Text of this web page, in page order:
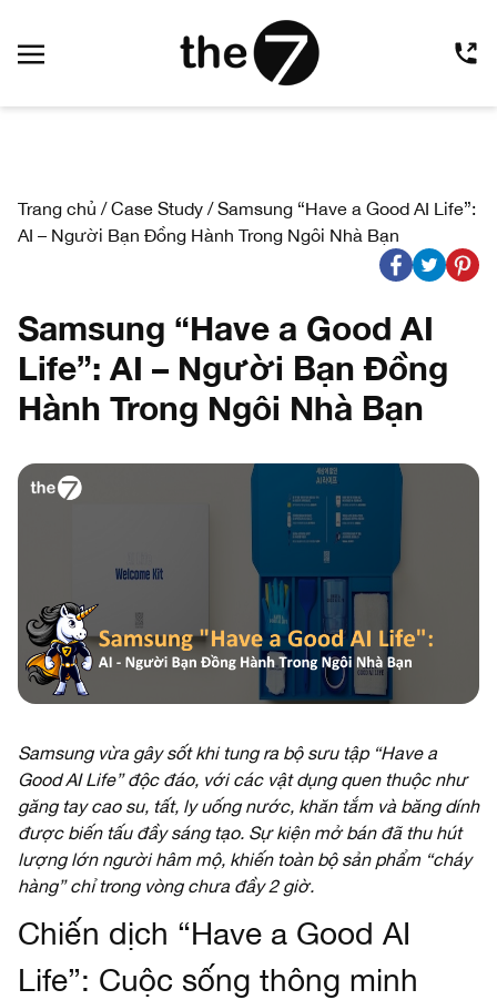
Trang chủ /Case Study /Samsung “Have a Good AI Life”:
AI – Người Bạn Đồng Hành Trong Ngôi Nhà Bạn
Samsung “Have a Good AI
Life”: AI – Người Bạn Đồng
Hành Trong Ngôi Nhà Bạn
Samsung vừa gây sốt khi tung ra bộ sưu tập “Have a
Good AI Life” độc đáo, với các vật dụng quen thuộc như
găng tay cao su, tất, ly uống nước, khăn tắm và băng dính
được biến tấu đầy sáng tạo. Sự kiện mở bán đã thu hút
lượng lớn người hâm mộ, khiến toàn bộ sản phẩm “cháy
hàng” chỉ trong vòng chưa đầy 2 giờ.
Chiến dịch “Have a Good AI
Life”: Cuộc sống thông minh